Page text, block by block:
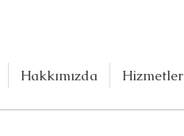
Hakkımızda Hizmetler